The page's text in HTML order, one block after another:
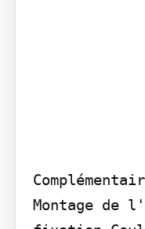
Montage de